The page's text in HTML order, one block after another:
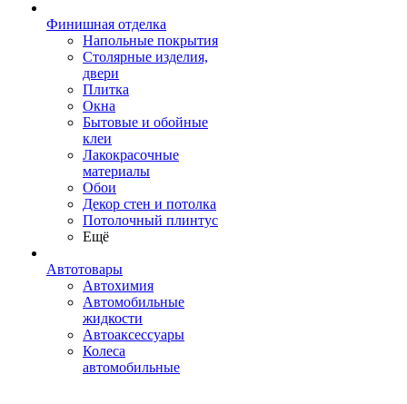
Финишная отделка
Напольные покрытия
Столярные изделия,
двери
Плитка
Окна
Бытовые и обойные
клеи
Лакокрасочные
материалы
Обои
Декор стен и потолка
Потолочный плинтус
Ещё
Автотовары
Автохимия
Автомобильные
жидкости
Автоаксессуары
Колеса
автомобильные